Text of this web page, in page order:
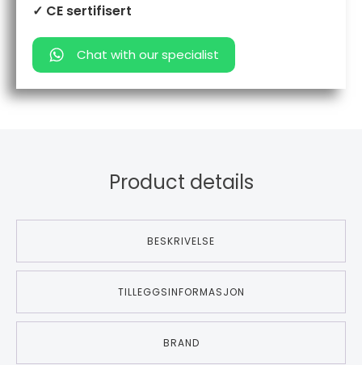
✓ CE sertifisert
Chat with our specialist
Product details
BESKRIVELSE
TILLEGGSINFORMASJON
BRAND